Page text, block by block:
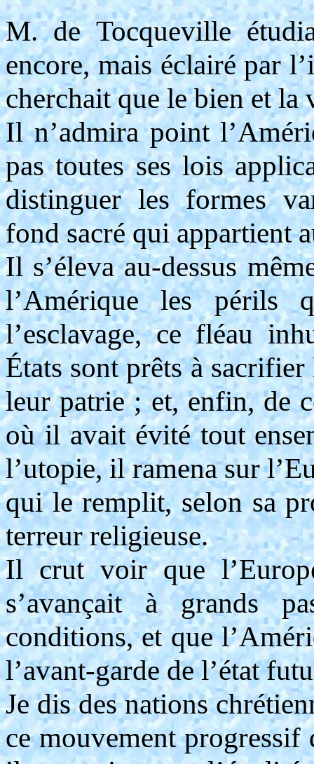
M. de Tocqueville
encore, mais éclairé par
cherchait que le bien et la
Il n’admira point
pas toutes ses lois
distinguer les formes
fond sacré qui appartient
Il s’éleva au-dessus
l’Amérique les périls
l’esclavage, ce fléau
États sont prêts à
leur patrie ; et, enfin, de
où il avait évité tout
l’utopie, il ramena sur
qui le remplit, selon sa
terreur religieuse.
Il crut voir que
s’avançait à grands
conditions, et que
l’avant-garde de l’état
Je dis des nations
ce mouvement progressif